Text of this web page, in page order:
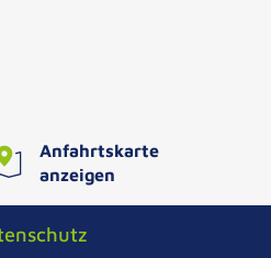
Anfahrtskarte
anzeigen